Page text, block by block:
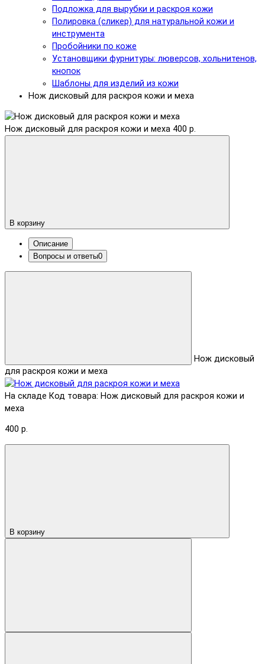
Подложка для вырубки и раскроя кожи
Полировка (сликер) для натуральной кожи и
инструмента
Пробойники по коже
Установщики фурнитуры: люверсов, хольнитенов,
кнопок
Шаблоны для изделий из кожи
Нож дисковый для раскроя кожи и меха
Нож дисковый для раскроя кожи и меха 400 р.
В корзину
Описание
Вопросы и ответы0
Нож дисковый
для раскроя кожи и меха
На складе Код товара: Нож дисковый для раскроя кожи и
меха
400 р.
В корзину